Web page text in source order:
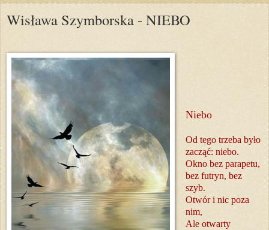
Wisława Szymborska - NIEBO
Niebo
Od tego trzeba było
zacząć: niebo.
Okno bez parapetu,
bez futryn, bez
szyb.
Otwór i nic poza
nim,
Ale otwarty